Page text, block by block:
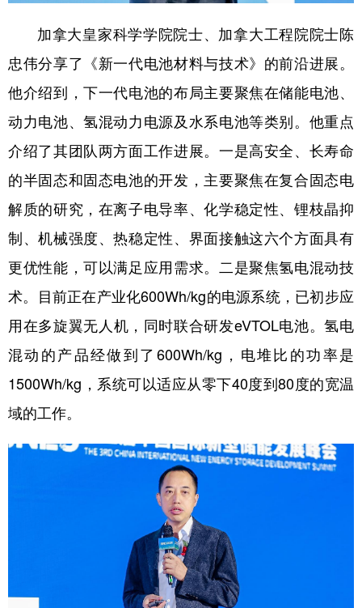
加拿大皇家科学学院院士、加拿大工程院院士陈
忠伟分享了《新一代电池材料与技术》的前沿进展。
他介绍到，下一代电池的布局主要聚焦在储能电池、
动力电池、氢混动力电源及水系电池等类别。他重点
介绍了其团队两方面工作进展。一是高安全、长寿命
的半固态和固态电池的开发，主要聚焦在复合固态电
解质的研究，在离子电导率、化学稳定性、锂枝晶抑
制、机械强度、热稳定性、界面接触这六个方面具有
更优性能，可以满足应用需求。二是聚焦氢电混动技
术。目前正在产业化600Wh/kg的电源系统，已初步应
用在多旋翼无人机，同时联合研发eVTOL电池。氢电
混动的产品经做到了600Wh/kg，电堆比的功率是
1500Wh/kg，系统可以适应从零下40度到80度的宽温
域的工作。